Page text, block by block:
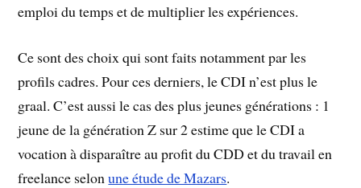
emploi du temps et de multiplier les expériences.
Ce sont des choix qui sont faits notamment par les
profils cadres. Pour ces derniers, le CDI n’est plus le
graal. C’est aussi le cas des plus jeunes générations : 1
jeune de la génération Z sur 2 estime que le CDI a
vocation à disparaître au profit du CDD et du travail en
freelance selonune étude de Mazars.